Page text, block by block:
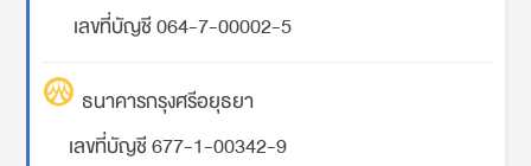
เลขที่บัญชี 064-7-00002-5
ธนาคารกรุงศรีอยุธยา
เลขที่บัญชี 677-1-00342-9